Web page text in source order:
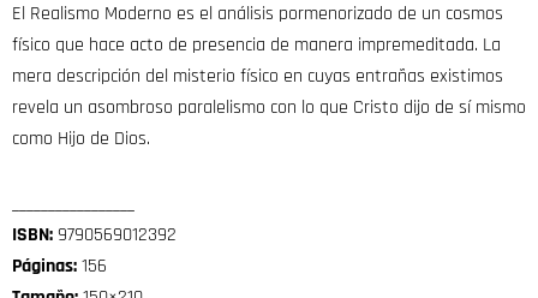
El Realismo Moderno es el análisis pormenorizado de un cosmos
físico que hace acto de presencia de manera impremeditada. La
mera descripción del misterio físico en cuyas entrañas existimos
revela un asombroso paralelismo con lo que Cristo dijo de sí mismo
como Hijo de Dios.
_________________
ISBN:9790569012392
Páginas:156